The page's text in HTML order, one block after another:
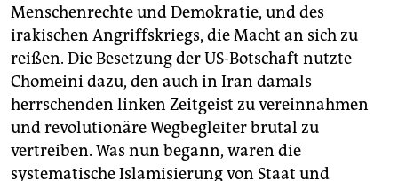
Menschenrechte und Demokratie, und des
irakischen Angriffskriegs, die Macht an sich zu
reißen. Die Besetzung der US-Botschaft nutzte
Chomeini dazu, den auch in Iran damals
herrschenden linken Zeitgeist zu vereinnahmen
und revolutionäre Wegbegleiter brutal zu
vertreiben. Was nun begann, waren die
systematische Islamisierung von Staat und